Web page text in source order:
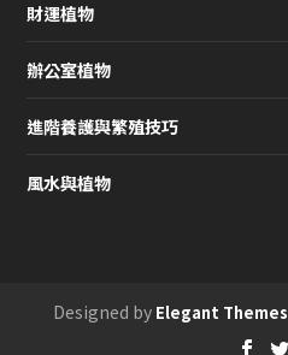
財運植物
辦公室植物
進階養護與繁殖技巧
風水與植物
Designed by Elegant Themes